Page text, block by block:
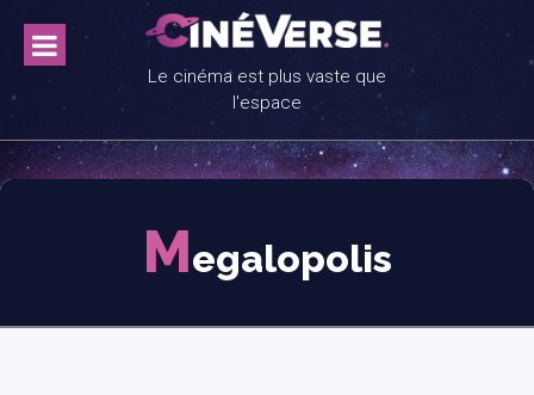
content
Le cinéma est plus vaste que
l'espace
Megalopolis